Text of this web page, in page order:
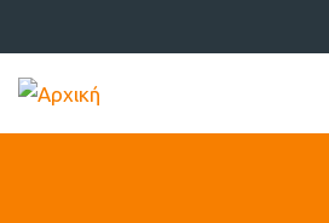
προς
το